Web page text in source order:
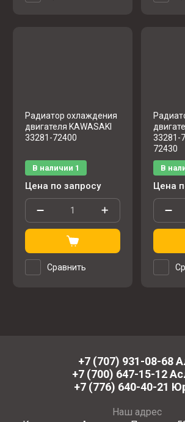
Радиатор охлаждения
двигателя KAWASAKI
33281-72400
В наличии 1
Цена по запросу
Сравнить
33281-
72430
В
Цена
+7 (707) 931-08-68
+7 (700) 647-15-12
+7 (776) 640-40-21
Наш адрес